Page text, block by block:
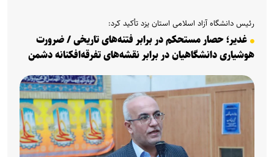
رئیس دانشگاه آزاد اسلامی استان یزد تأکید کرد:
غدیر؛ حصار مستحکم در برابر فتنه‌های تاریخی / ضرورت
هوشیاری دانشگاهیان در برابر نقشه‌های تفرقه‌افکنانه دشمن